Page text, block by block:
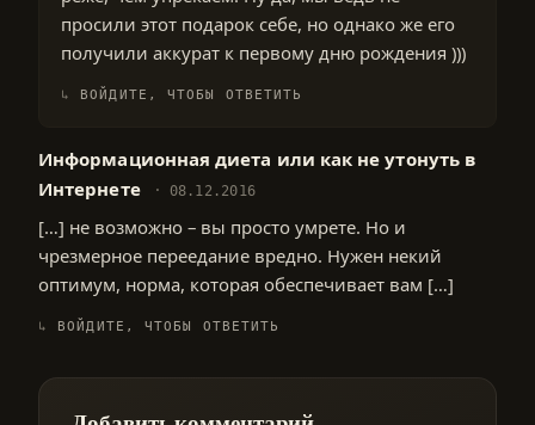
просили этот подарок себе, но однако же его
получили аккурат к первому дню рождения )))
ВОЙДИТЕ, ЧТОБЫ ОТВЕТИТЬ
Информационная диета или как не утонуть в
Интернете
08.12.2016
[…] не возможно – вы просто умрете. Но и
чрезмерное переедание вредно. Нужен некий
оптимум, норма, которая обеспечивает вам […]
ВОЙДИТЕ, ЧТОБЫ ОТВЕТИТЬ